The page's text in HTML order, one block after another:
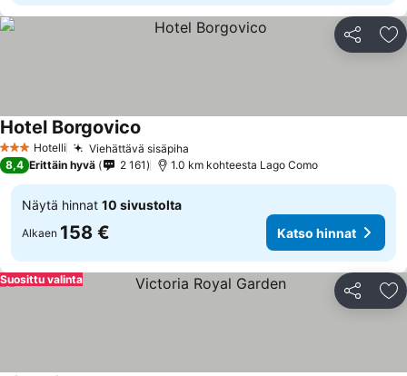
Jaa
3 Tähtiluokitus
Hotelli Viehättävä sisäpiha
Hotel Borgovico
8,4 Erittäin hyvä 2 161 1.0 km kohteesta Lago Como
Näytä hinnat 10 sivustolta
Alkaen 158 € Katso hinnat
Jaa
Suosittu valinta